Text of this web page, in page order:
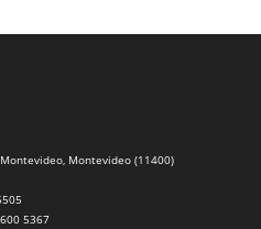
Montevideo (11400)
5367